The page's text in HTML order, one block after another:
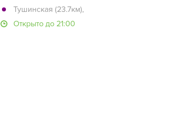
Тушинская (23.7км),
Открыто до 21:00